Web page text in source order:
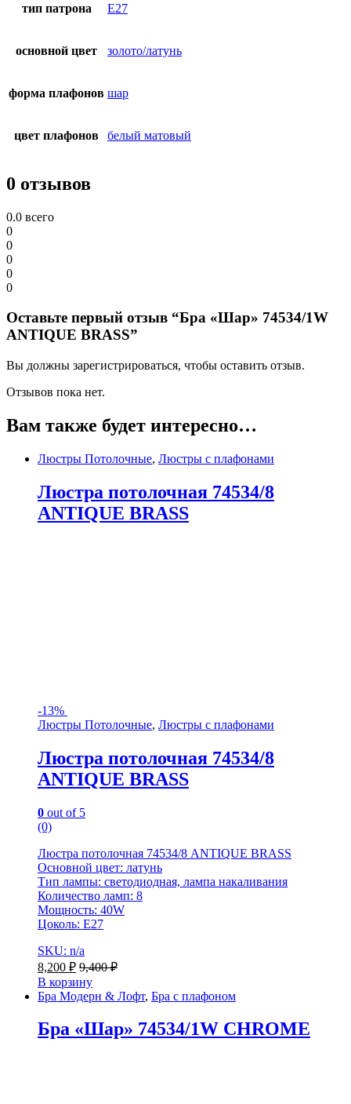
тип патрона E27
основной цвет золото/латунь
форма плафонов шар
цвет плафонов белый матовый
0 отзывов
0.0 всего
0
0
0
0
0
Оставьте первый отзыв “Бра «Шар» 74534/1W
ANTIQUE BRASS”
Вы должны зарегистрироваться, чтобы оставить отзыв.
Отзывов пока нет.
Вам также будет интересно…
Люстры Потолочные, Люстры с плафонами
Люстра потолочная 74534/8
ANTIQUE BRASS
-13%
Люстры Потолочные, Люстры с плафонами
Люстра потолочная 74534/8
ANTIQUE BRASS
0 out of 5
(0)
Люстра потолочная 74534/8 ANTIQUE BRASS
Основной цвет: латунь
Тип лампы: светодиодная, лампа накаливания
Количество ламп: 8
Мощность: 40W
Цоколь: E27
SKU: n/a
8,200 ₽ 9,400₽
В корзину
Бра Модерн & Лофт, Бра с плафоном
Бра «Шар» 74534/1W CHROME